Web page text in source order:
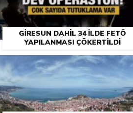
GIRESUN DAHIL 34 ILDE FETÖ
YAPILANMASI ÇÖKERTILDI